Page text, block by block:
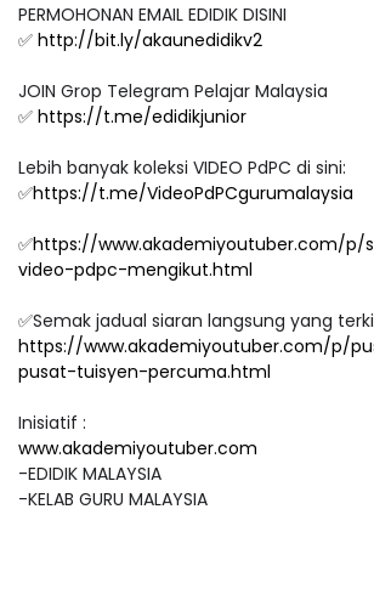
PERMOHONAN EMAIL EDIDIK DISINI
✅ http://bit.ly/akaunedidikv2
JOIN Grop Telegram Pelajar Malaysia
✅ https://t.me/edidikjunior
Lebih banyak koleksi VIDEO PdPC di sini:
✅https://t.me/VideoPdPCgurumalaysia
✅https://www.akademiyoutuber.com/p/
video-pdpc-mengikut.html
✅Semak jadual siaran langsung yang
https://www.akademiyoutuber.com/p/
pusat-tuisyen-percuma.html
Inisiatif :
www.akademiyoutuber.com
-EDIDIK MALAYSIA
-KELAB GURU MALAYSIA